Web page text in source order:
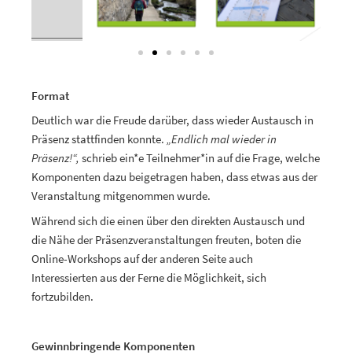
Format
Deutlich war die Freude darüber, dass wieder Austausch in
Präsenz stattfinden konnte. „Endlich mal wieder in
Präsenz!“, schrieb ein*e Teilnehmer*in auf die Frage, welche
Komponenten dazu beigetragen haben, dass etwas aus der
Veranstaltung mitgenommen wurde.
Während sich die einen über den direkten Austausch und
die Nähe der Präsenzveranstaltungen freuten, boten die
Online-Workshops auf der anderen Seite auch
Interessierten aus der Ferne die Möglichkeit, sich
fortzubilden.
Gewinnbringende Komponenten